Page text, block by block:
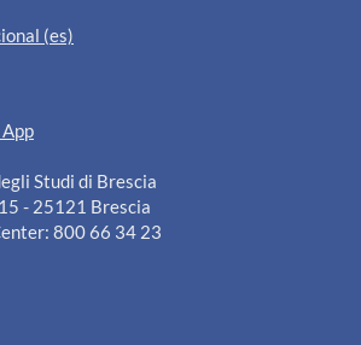
‎(es)‎
Studi di Brescia
- 25121 Brescia
800 66 34 23